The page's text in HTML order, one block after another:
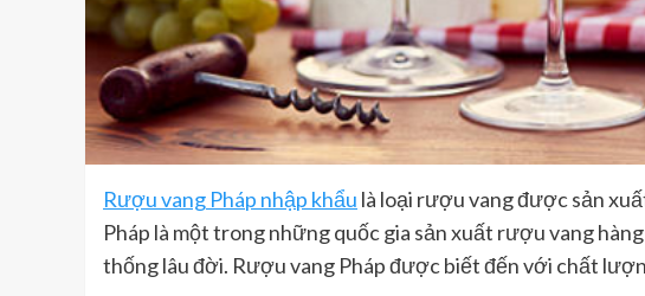
Rượu vang Pháp nhập khẩu là loại rượu vang được sản
Pháp là một trong những quốc gia sản xuất rượu vang
thống lâu đời. Rượu vang Pháp được biết đến với chất